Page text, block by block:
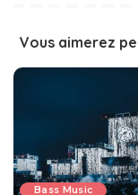
Vous aimerez
Bass Music